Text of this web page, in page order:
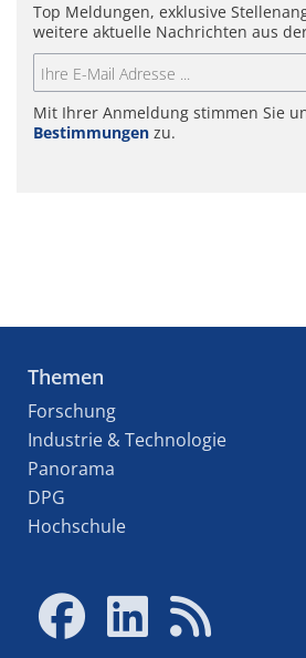
Top Meldungen, exklusive
weitere aktuelle Nachrichten aus
Mit Ihrer Anmeldung stimmen Sie
Bestimmungen zu.
Themen
Forschung
Industrie & Technologie
Panorama
DPG
Hochschule